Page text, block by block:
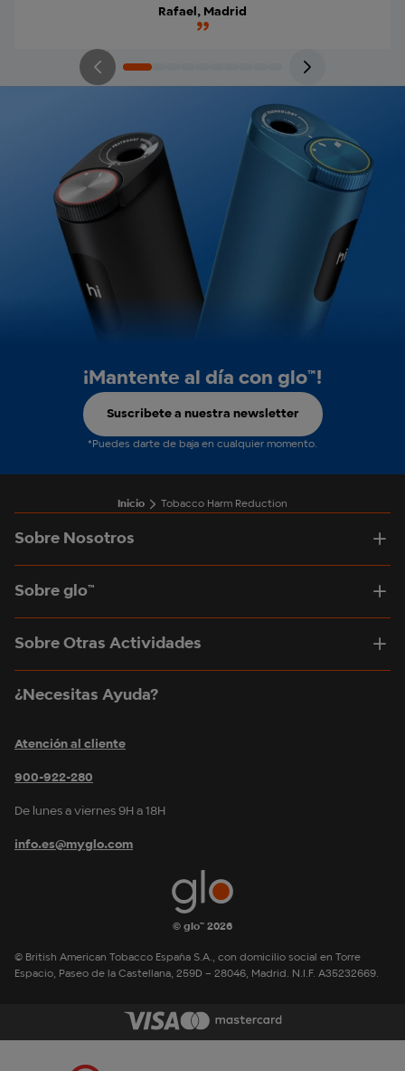
Rafael, Madrid
¡Mantente al día con glo™!
Suscribete a nuestra newsletter
*Puedes darte de baja en cualquier momento.
Inicio Tobacco Harm Reduction
Sobre Nosotros
Sobre glo™
Sobre Otras Actividades
¿Necesitas Ayuda?
Atención al cliente
900-922-280
De lunes a viernes 9H a 18H
info.es@myglo.com
© glo™ 2026
© British American Tobacco España S.A., con domicilio social en Torre
Espacio, Paseo de la Castellana, 259D – 28046, Madrid. N.I.F. A35232669.